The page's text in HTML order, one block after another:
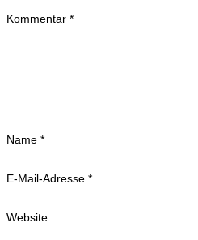
Kommentar *
Name *
E-Mail-Adresse *
Website